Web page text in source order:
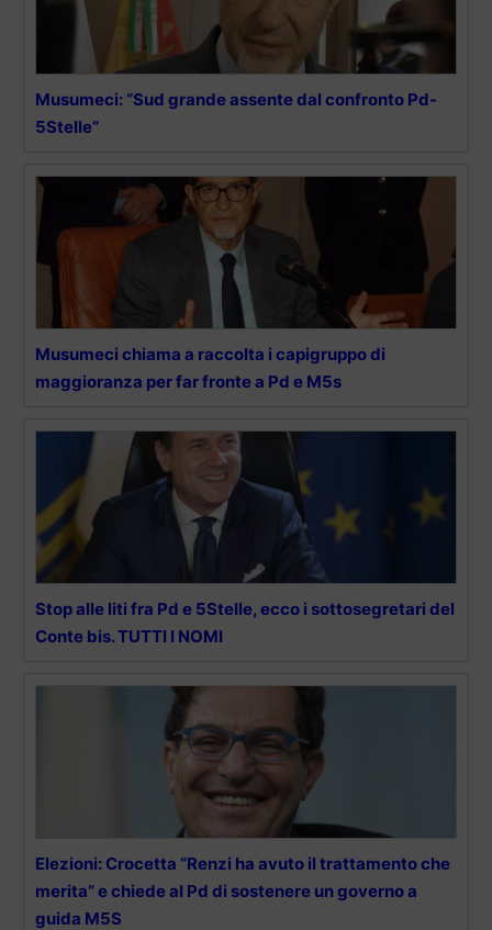
Musumeci: “Sud grande assente dal confronto Pd-
5Stelle”
Musumeci chiama a raccolta i capigruppo di
maggioranza per far fronte a Pd e M5s
Stop alle liti fra Pd e 5Stelle, ecco i sottosegretari del
Conte bis. TUTTI I NOMI
Elezioni: Crocetta “Renzi ha avuto il trattamento che
merita” e chiede al Pd di sostenere un governo a
guida M5S